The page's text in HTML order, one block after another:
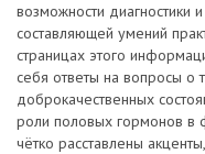
возможности диагностики
составляющей умений
страницах этого
себя ответы на вопросы о
доброкачественных
роли половых гормонов в
чётко расставлены